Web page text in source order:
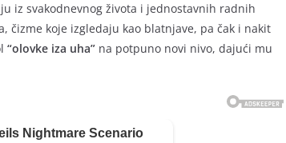
iz svakodnevnog života i jednostavnih radnih
čizme koje izgledaju kao blatnjave, pa čak i nakit
“olovke iza uha” na potpuno novi nivo, dajući mu